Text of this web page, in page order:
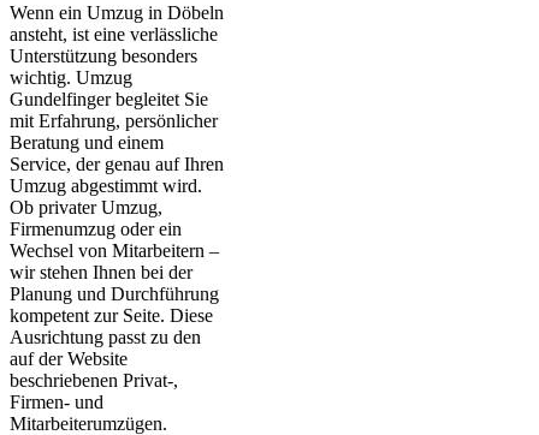
Wenn ein Umzug in Döbeln
ansteht, ist eine verlässliche
Unterstützung besonders
wichtig. Umzug
Gundelfinger begleitet Sie
mit Erfahrung, persönlicher
Beratung und einem
Service, der genau auf Ihren
Umzug abgestimmt wird.
Ob privater Umzug,
Firmenumzug oder ein
Wechsel von Mitarbeitern –
wir stehen Ihnen bei der
Planung und Durchführung
kompetent zur Seite. Diese
Ausrichtung passt zu den
auf der Website
beschriebenen Privat-,
Firmen- und
Mitarbeiterumzügen.